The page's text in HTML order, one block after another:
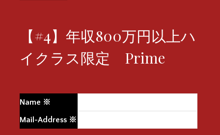
【#4】年収800万円以上ハ
イクラス限定 Prime
Name ※
Mail-Address ※